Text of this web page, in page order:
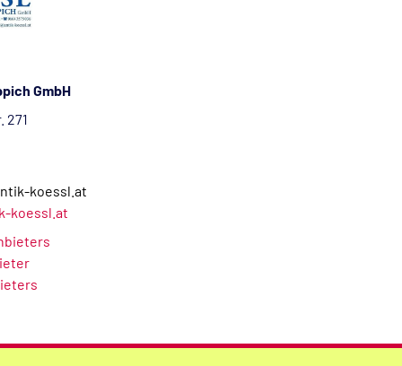
GmbH
271
koessl.at
koessl.at